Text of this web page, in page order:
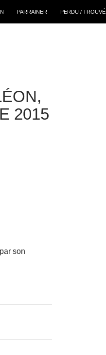
PARRAINER PERDU / TROUVÉ
2015
son